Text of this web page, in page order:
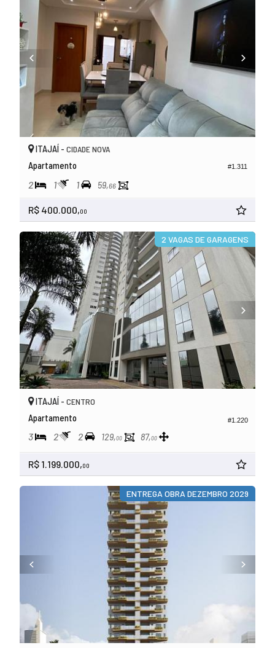
#1.311
ITAJAÍ - CIDADE NOVA
Apartamento
2 1 1 59,66
R$ 400.000,00
2 VAGAS DE GARAGENS
#1.220
ITAJAÍ - CENTRO
Apartamento
3 2 2 129,00 87,00
R$ 1.199.000,00
ENTREGA OBRA DEZEMBRO 2029